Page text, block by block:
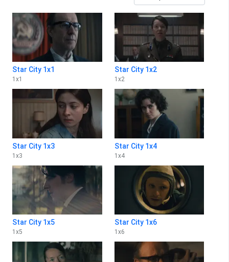
Star City 1x1
1 x1
Star City 1x2
1 x2
Star City 1x3
1 x3
Star City 1x4
1 x4
Star City 1x5
1 x5
Star City 1x6
1 x6